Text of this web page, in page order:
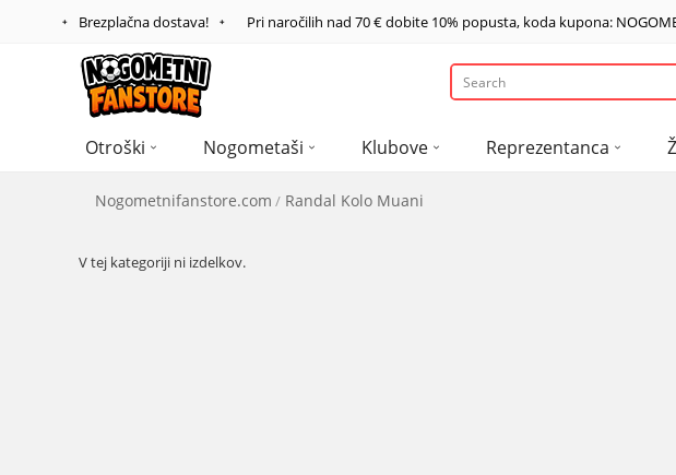
Brezplačna dostava! Pri naročilih nad 70 €dobite 10% popusta, koda kupona:
Otroški Nogometaši Klubove Reprezentanca
Nogometnifanstore.com Randal Kolo Muani
V tej kategoriji ni izdelkov.